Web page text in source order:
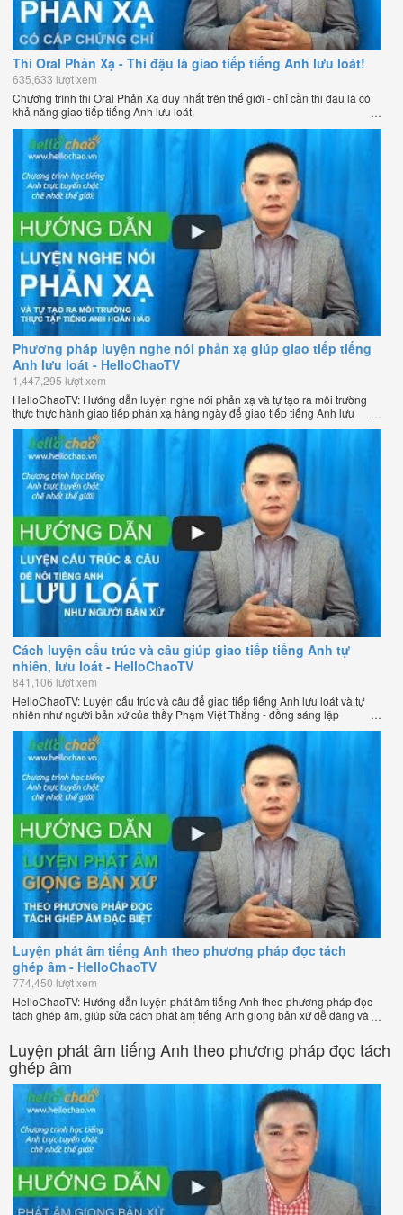
Thi Oral Phản Xạ - Thi đậu là giao tiếp tiếng Anh lưu loát!
635,633 lượt xem
Chương trình thi Oral Phản Xạ duy nhất trên thế giới - chỉ cần thi đậu là có
khả năng giao tiếp tiếng Anh lưu loát.
Phương pháp luyện nghe nói phản xạ giúp giao tiếp tiếng
Anh lưu loát - HelloChaoTV
1,447,295 lượt xem
HelloChaoTV: Hướng dẫn luyện nghe nói phản xạ và tự tạo ra môi trường
thực thực hành giao tiếp phản xạ hàng ngày để giao tiếp tiếng Anh lưu
loát như người bản xứ của thầy Phạm Việt Thắng - đồng sáng lập
HelloChao.vn - Chương trình dạy tiếng Anh trực tuyến chặt chẽ nhất thế
giới.
Cách luyện cấu trúc và câu giúp giao tiếp tiếng Anh tự
nhiên, lưu loát - HelloChaoTV
841,106 lượt xem
HelloChaoTV: Luyện cấu trúc và câu để giao tiếp tiếng Anh lưu loát và tự
nhiên như người bản xứ của thầy Phạm Việt Thắng - đồng sáng lập
HelloChao.vn - Trang web học tiếng Anh trực tuyến chặt chẽ nhất thế giới.
Luyện phát âm tiếng Anh theo phương pháp đọc tách
ghép âm - HelloChaoTV
774,450 lượt xem
HelloChaoTV: Hướng dẫn luyện phát âm tiếng Anh theo phương pháp đọc
tách ghép âm, giúp sửa cách phát âm tiếng Anh giọng bản xứ dễ dàng và
nhanh chóng của thầy Phạm Việt Thắng, đồng sáng lập HelloChao.vn -
Chương trình dạy tiếng Anh trực tuyến chặt chẽ nhất thế giới!
Luyện phát âm tiếng Anh theo phương pháp đọc tách
ghép âm